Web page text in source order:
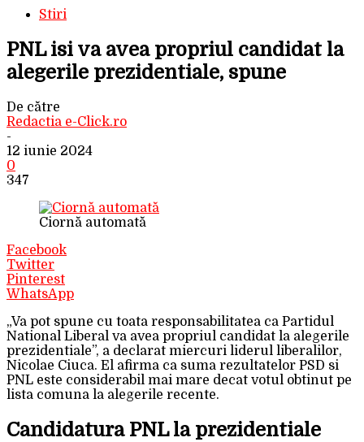
Stiri
PNL isi va avea propriul candidat la
alegerile prezidentiale, spune
De către
Redactia e-Click.ro
-
12 iunie 2024
0
347
Ciornă automată
Facebook
Twitter
Pinterest
WhatsApp
„Va pot spune cu toata responsabilitatea ca Partidul
National Liberal va avea propriul candidat la alegerile
prezidentiale”, a declarat miercuri liderul liberalilor,
Nicolae Ciuca. El afirma ca suma rezultatelor PSD si
PNL este considerabil mai mare decat votul obtinut pe
lista comuna la alegerile recente.
Candidatura PNL la prezidentiale